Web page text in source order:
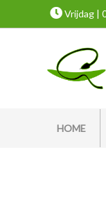
Vrijdag |
HOME